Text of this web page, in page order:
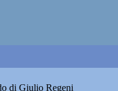
di Giulio Regeni